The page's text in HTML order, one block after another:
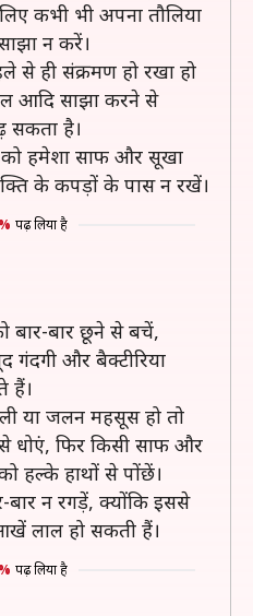
कभी भी अपना तौलिया
न करें।
से ही संक्रमण हो रखा हो
आदि साझा करने से
सकता है।
हमेशा साफ और सूखा
के कपड़ों के पास न रखें।
पढ़ लिया है
बार-बार छूने से बचें,
गंदगी और बैक्टीरिया
हैं।
या जलन महसूस हो तो
धोएं, फिर किसी साफ और
हाथों से पोंछें।
न रगड़ें, क्योंकि इससे
लाल हो सकती हैं।
पढ़ लिया है